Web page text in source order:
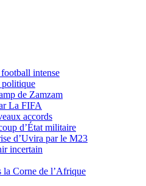
intense
politique
de Zamzam
La FIFA
accords
d’État militaire
d’Uvira par le M23
incertain
la Corne de l’Afrique